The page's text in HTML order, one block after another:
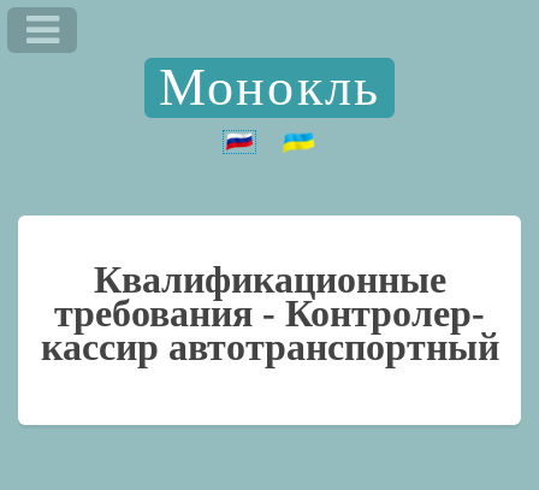
Монокль
Квалификационные
требования - Контролер-
кассир автотранспортный